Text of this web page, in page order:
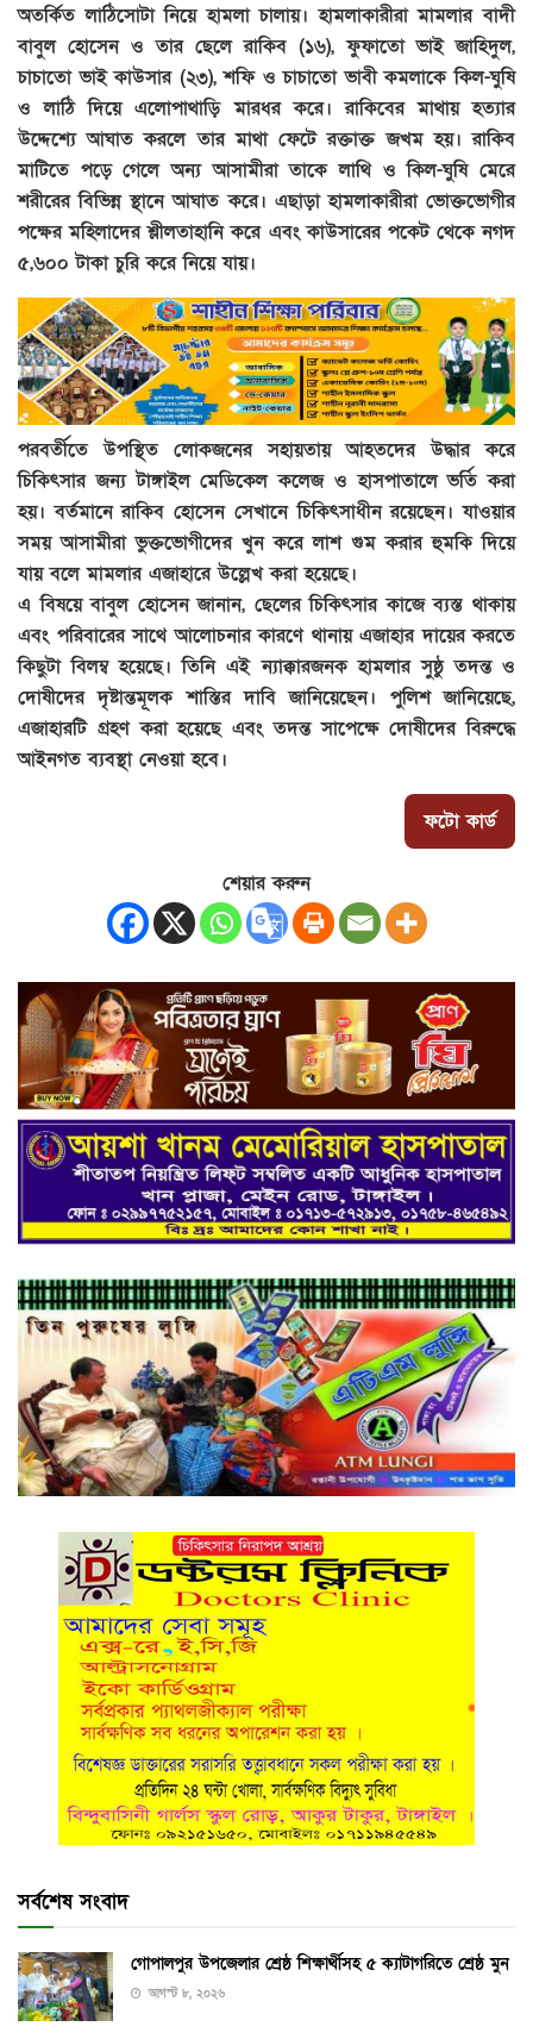
অতর্কিত লাঠিসোটা নিয়ে হামলা চালায়। হামলাকারীরা মামলার বাদী
বাবুল হোসেন ও তার ছেলে রাকিব (১৬), ফুফাতো ভাই জাহিদুল,
চাচাতো ভাই কাউসার (২৩), শফি ও চাচাতো ভাবী কমলাকে কিল-ঘুষি
ও লাঠি দিয়ে এলোপাথাড়ি মারধর করে। রাকিবের মাথায় হত্যার
উদ্দেশ্যে আঘাত করলে তার মাথা ফেটে রক্তাক্ত জখম হয়। রাকিব
মাটিতে পড়ে গেলে অন্য আসামীরা তাকে লাথি ও কিল-ঘুষি মেরে
শরীরের বিভিন্ন স্থানে আঘাত করে। এছাড়া হামলাকারীরা ভোক্তভোগীর
পক্ষের মহিলাদের শ্লীলতাহানি করে এবং কাউসারের পকেট থেকে নগদ
৫,৬০০ টাকা চুরি করে নিয়ে যায়।
পরবর্তীতে উপস্থিত লোকজনের সহায়তায় আহতদের উদ্ধার করে
চিকিৎসার জন্য টাঙ্গাইল মেডিকেল কলেজ ও হাসপাতালে ভর্তি করা
হয়। বর্তমানে রাকিব হোসেন সেখানে চিকিৎসাধীন রয়েছেন। যাওয়ার
সময় আসামীরা ভুক্তভোগীদের খুন করে লাশ গুম করার হুমকি দিয়ে
যায় বলে মামলার এজাহারে উল্লেখ করা হয়েছে।
এ বিষয়ে বাবুল হোসেন জানান, ছেলের চিকিৎসার কাজে ব্যস্ত থাকায়
এবং পরিবারের সাথে আলোচনার কারণে থানায় এজাহার দায়ের করতে
কিছুটা বিলম্ব হয়েছে। তিনি এই ন্যাক্কারজনক হামলার সুষ্ঠু তদন্ত ও
দোষীদের দৃষ্টান্তমূলক শাস্তির দাবি জানিয়েছেন। পুলিশ জানিয়েছে,
এজাহারটি গ্রহণ করা হয়েছে এবং তদন্ত সাপেক্ষে দোষীদের বিরুদ্ধে
আইনগত ব্যবস্থা নেওয়া হবে।
ফটো কার্ড
শেয়ার করুন
সর্বশেষ সংবাদ
গোপালপুর উপজেলার শ্রেষ্ঠ শিক্ষার্থীসহ ৫ ক্যাটাগরিতে শ্রেষ্ঠ মুন
আগস্ট ৮, ২০২৬